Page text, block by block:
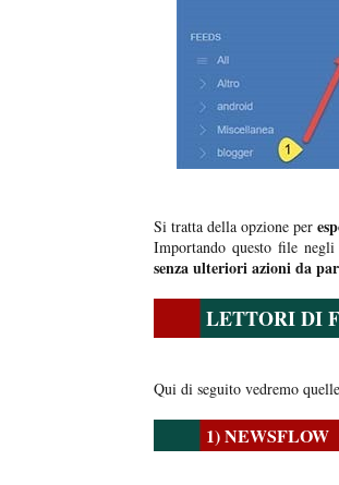
Si tratta della opzione per
Importando questo file
senza ulteriori azioni da
LETTORI DI
Qui di seguito vedremo
1) NEWSFLOW